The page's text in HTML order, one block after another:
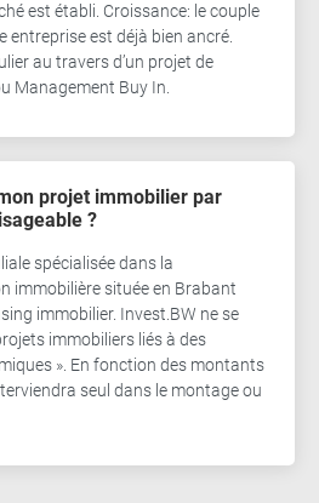
est établi. Croissance: le couple
est déjà bien ancré.
au travers d’un projet de
Management Buy In.
projet immobilier par
?
spécialisée dans la
immobilière située en Brabant
immobilier. Invest.BW ne se
immobiliers liés à des
». En fonction des montants
seul dans le montage ou